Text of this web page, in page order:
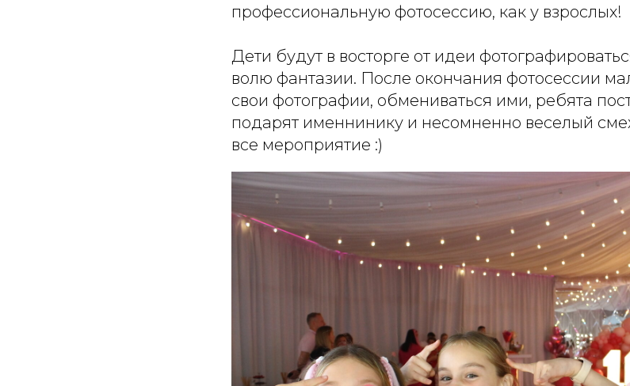
профессиональную фотосессию, как у взрослых!
Дети будут в восторге от идеи
волю фантазии. После окончания фотосессии
свои фотографии, обмениваться ими, ребята
подарят именнинику и несомненно веселый
все мероприятие :)